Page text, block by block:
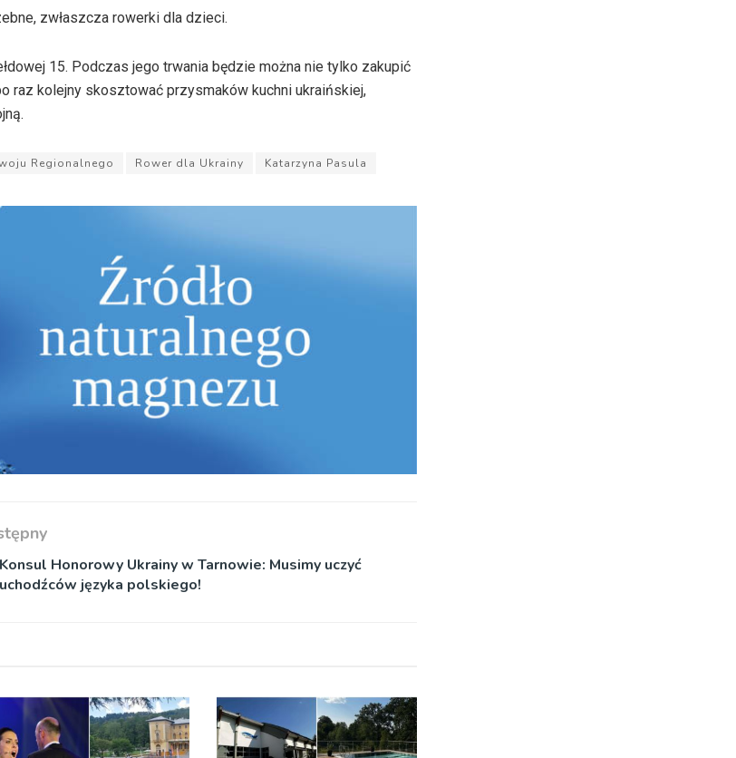
zwiększyć
lub
zwłaszcza rowerki dla dzieci.
15. Podczas jego trwania będzie można nie tylko zakupić
raz kolejny skosztować przysmaków kuchni ukraińskiej,
Regionalnego Rower dla Ukrainy Katarzyna Pasula
Konsul Honorowy Ukrainy w Tarnowie: Musimy uczyć
uchodźców języka polskiego!